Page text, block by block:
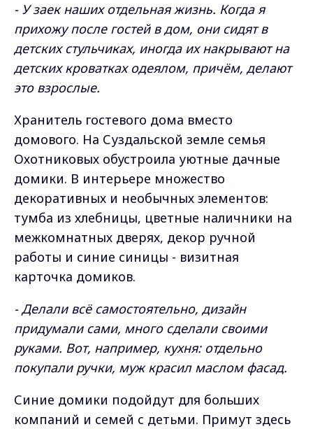
- У заек наших отдельная жизнь. Когда я
прихожу после гостей в дом, они сидят в
детских стульчиках, иногда их накрывают на
детских кроватках одеялом, причём, делают
это взрослые.
Хранитель гостевого дома вместо
домового. На Суздальской земле семья
Охотниковых обустроила уютные дачные
домики. В интерьере множество
декоративных и необычных элементов:
тумба из хлебницы, цветные наличники на
межкомнатных дверях, декор ручной
работы и синие синицы - визитная
карточка домиков.
- Делали всё самостоятельно, дизайн
придумали сами, много сделали своими
руками. Вот, например, кухня: отдельно
покупали ручки, муж красил маслом фасад.
Синие домики подойдут для больших
компаний и семей с детьми. Примут здесь